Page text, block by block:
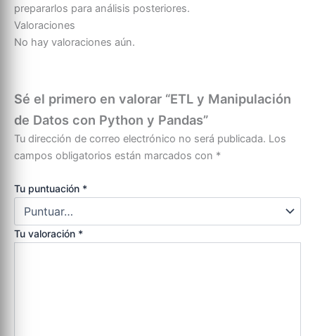
prepararlos para análisis posteriores.
Valoraciones
No hay valoraciones aún.
Sé el primero en valorar “ETL y Manipulación
de Datos con Python y Pandas”
Tu dirección de correo electrónico no será publicada. Los
campos obligatorios están marcados con *
Tu puntuación *
Tu valoración *